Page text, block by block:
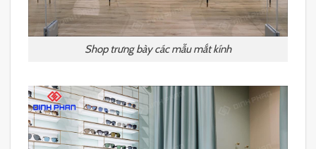
Shop trưng bày các mẫu mắt kính